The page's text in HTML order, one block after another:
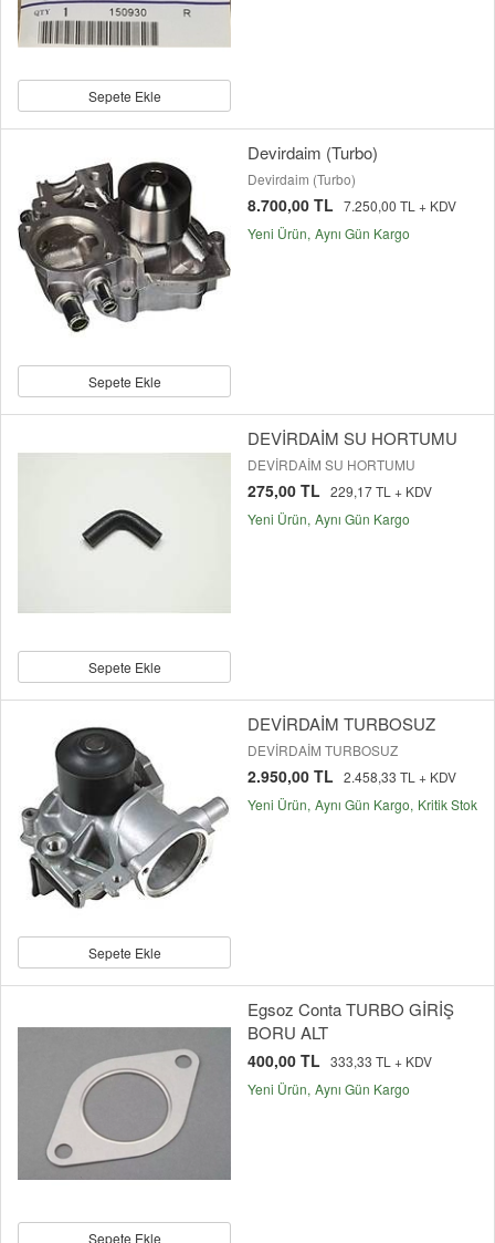
Sepete Ekle
Sepete Ekle
Devirdaim (Turbo)
Devirdaim (Turbo)
8.700,00 TL 7.250,00 TL + KDV
Yeni Ürün Aynı Gün Kargo
Sepete Ekle
DEVİRDAİM SU HORTUMU
DEVİRDAİM SU HORTUMU
275,00 TL 229,17 TL + KDV
Yeni Ürün Aynı Gün Kargo
Sepete Ekle
DEVİRDAİM TURBOSUZ
DEVİRDAİM TURBOSUZ
2.950,00 TL 2.458,33 TL + KDV
Yeni Ürün Aynı Gün Kargo Kritik Stok
Sepete Ekle
Egsoz Conta TURBO GİRİŞ
BORU ALT
400,00 TL 333,33 TL + KDV
Yeni Ürün Aynı Gün Kargo